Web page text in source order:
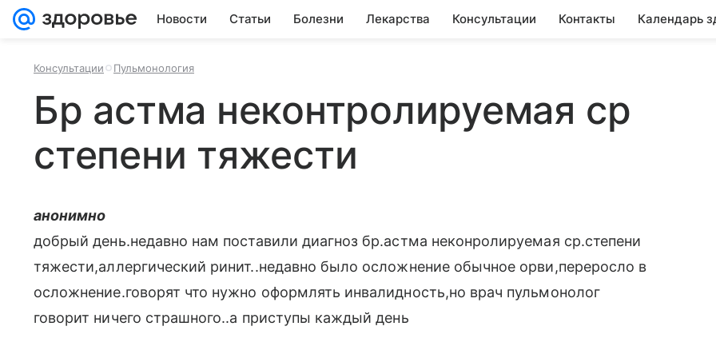
Новости Статьи Болезни Лекарства Консультации Контакты Календарь
Консультации Пульмонология
Бр астма неконтролируемая ср
степени тяжести
анонимно
добрый день.недавно нам поставили диагноз бр.астма неконролируемая ср.степени
тяжести,аллергический ринит..недавно было осложнение обычное орви,переросло в
осложнение.говорят что нужно оформлять инвалидность,но врач пульмонолог
говорит ничего страшного..а приступы каждый день